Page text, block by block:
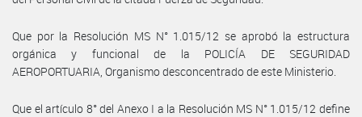
Que por la Resolución MS N° 1.015/12 se aprobó la estructura
orgánica y funcional de la POLICÍA DE SEGURIDAD
AEROPORTUARIA, Organismo desconcentrado de este Ministerio.
Que el artículo 8° del Anexo I a la Resolución MS N° 1.015/12 define